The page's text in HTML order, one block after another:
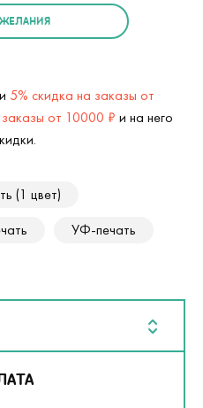
5% скидка на заказы от
от 10000 ₽ и на него
(1 цвет)
УФ-печать